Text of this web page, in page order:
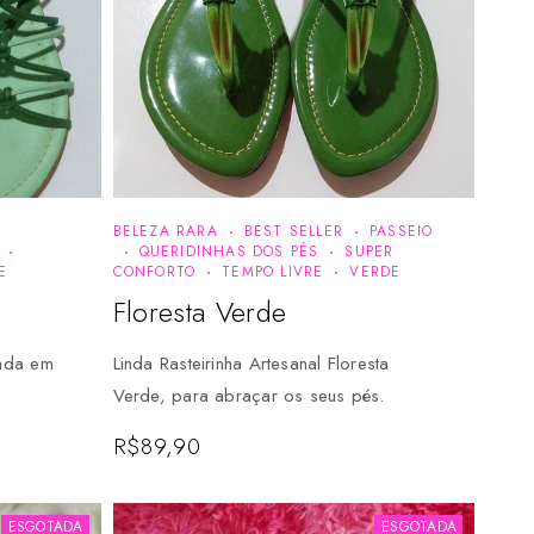
em
BELEZA RARA BEST SELLER
PASSEIO
QUERIDINHAS DOS PÉS
SUPER
CONFORTO
TEMPO LIVRE VERDE
Floresta Verde
Linda Rasteirinha Artesanal Floresta
Verde, para abraçar os seus pés.
R$89,90
ESGOTADA ESGOTADA